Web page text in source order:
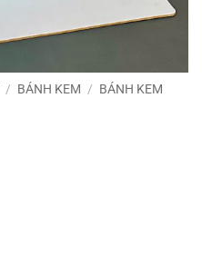
/ BÁNH KEM / BÁNH KEM